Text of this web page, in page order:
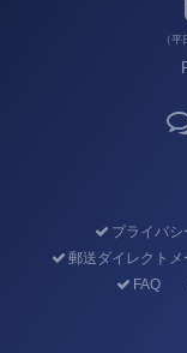
（
プライバ
郵送ダイレクト
FAQ